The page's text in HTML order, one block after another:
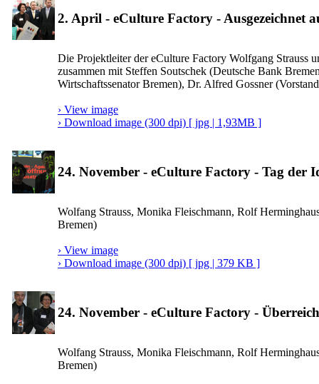
2. April - eCulture Factory - Ausgezeichnet
Die Projektleiter der eCulture Factory Wolfgang Strauss
zusammen mit Steffen Soutschek (Deutsche Bank
Wirtschaftssenator Bremen), Dr. Alfred Gossner
› View image
› Download image (300 dpi) [ jpg | 1,93MB ]
24. November - eCulture Factory - Tag der
Wolfang Strauss, Monika Fleischmann, Rolf
Bremen)
› View image
› Download image (300 dpi) [ jpg | 379 KB ]
24. November - eCulture Factory -
Wolfang Strauss, Monika Fleischmann, Rolf
Bremen)